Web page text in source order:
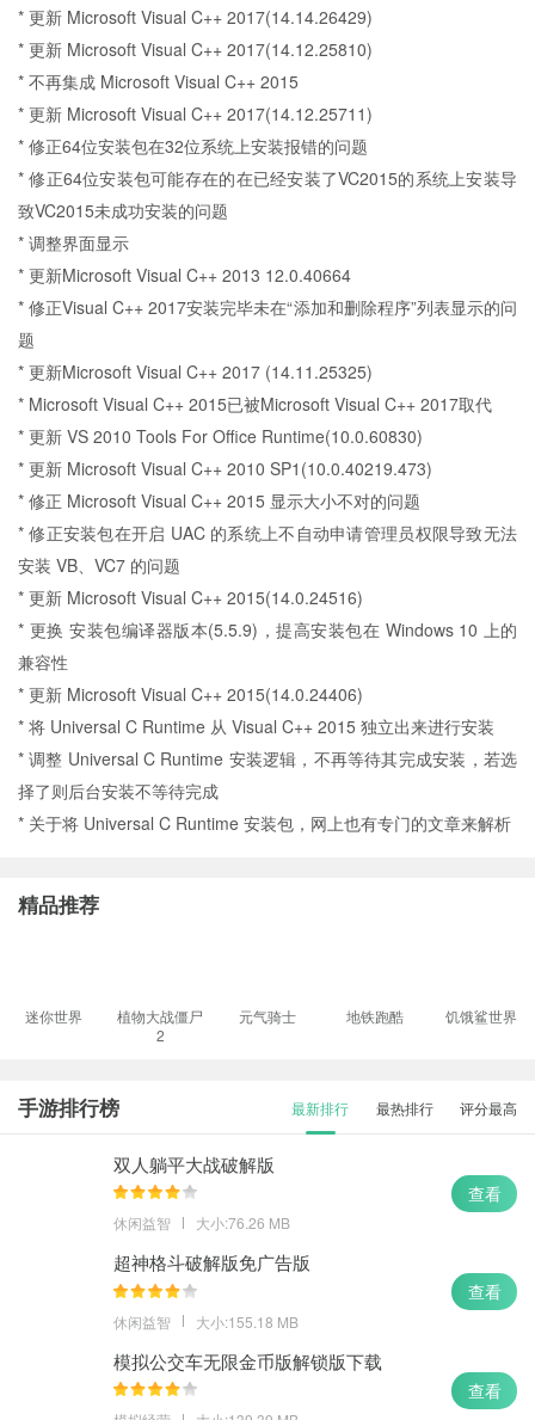
* 更新 Microsoft Visual C++ 2017(14.14.26429)
* 更新 Microsoft Visual C++ 2017(14.12.25810)
* 不再集成 Microsoft Visual C++ 2015
* 更新 Microsoft Visual C++ 2017(14.12.25711)
* 修正64位安装包在32位系统上安装报错的问题
* 修正64位安装包可能存在的在已经安装了VC2015的系统上安装导
致VC2015未成功安装的问题
* 调整界面显示
* 更新Microsoft Visual C++ 2013 12.0.40664
* 修正Visual C++ 2017安装完毕未在“添加和删除程序”列表显示的问
题
* 更新Microsoft Visual C++ 2017 (14.11.25325)
* Microsoft Visual C++ 2015已被Microsoft Visual C++ 2017取代
* 更新 VS 2010 Tools For Office Runtime(10.0.60830)
* 更新 Microsoft Visual C++ 2010 SP1(10.0.40219.473)
* 修正 Microsoft Visual C++ 2015 显示大小不对的问题
* 修正安装包在开启 UAC 的系统上不自动申请管理员权限导致无法
安装 VB、VC7 的问题
* 更新 Microsoft Visual C++ 2015(14.0.24516)
* 更换 安装包编译器版本(5.5.9)，提高安装包在 Windows 10 上的
兼容性
* 更新 Microsoft Visual C++ 2015(14.0.24406)
* 将 Universal C Runtime 从 Visual C++ 2015 独立出来进行安装
* 调整 Universal C Runtime 安装逻辑，不再等待其完成安装，若选
择了则后台安装不等待完成
* 关于将 Universal C Runtime 安装包，网上也有专门的文章来解析
精品推荐
迷你世界
植物大战僵尸
2
元气骑士 地铁跑酷 饥饿鲨世界
手游排行榜 最新排行 最热排行 评分最高
双人躺平大战破解版
休闲益智 大小:76.26 MB
查看
超神格斗破解版免广告版
休闲益智 大小:155.18 MB
查看
模拟公交车无限金币版解锁版下载
查看